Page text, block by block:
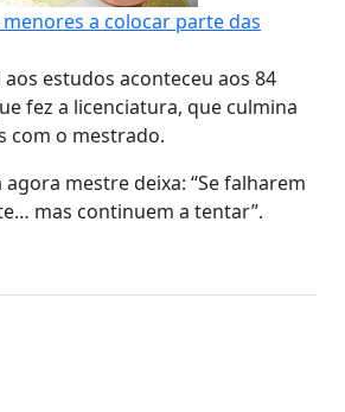
a colocar parte das
estudos aconteceu aos 84
fez a licenciatura, que culmina
com o mestrado.
mestre deixa: “Se falharem
mas continuem a tentar”.